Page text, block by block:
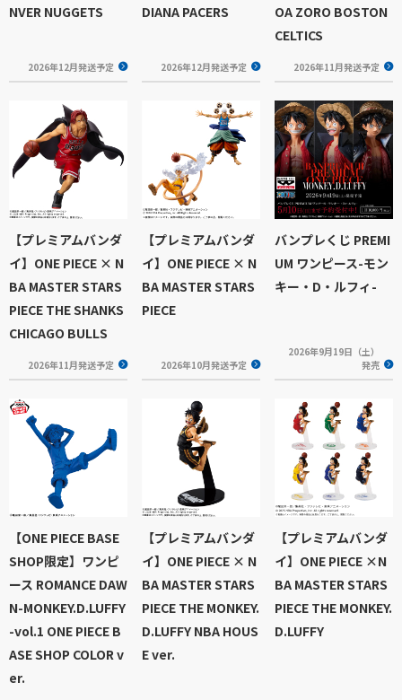
NVER NUGGETS
2026年12月発送予定
DIANA PACERS
2026年12月発送予定
OA ZORO BOSTON
CELTICS
2026年11月発送予定
【プレミアムバンダ
イ】ONE PIECE × N
BA MASTER STARS
PIECE THE SHANKS
CHICAGO BULLS
2026年11月発送予定
【プレミアムバンダ
イ】ONE PIECE × N
BA MASTER STARS
PIECE
2026年10月発送予定
バンプレくじ PREMI
UM ワンピース-モン
キー・D・ルフィ-
2026年9月19日（土）
発売
【ONE PIECE BASE
SHOP限定】ワンピ
ース ROMANCE DAW
N-MONKEY.D.LUFFY
-vol.1 ONE PIECE B
ASE SHOP COLOR v
er.
【プレミアムバンダ
イ】ONE PIECE × N
BA MASTER STARS
PIECE THE MONKEY.
D.LUFFY NBA HOUS
E ver.
【プレミアムバンダ
イ】ONE PIECE ×N
BA MASTER STARS
PIECE THE MONKEY.
D.LUFFY